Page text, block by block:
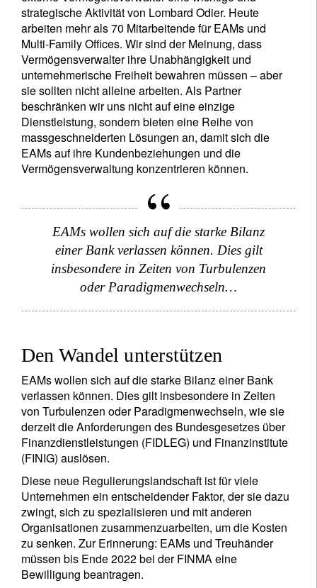
strategische Aktivität von Lombard Odier. Heute
arbeiten mehr als 70 Mitarbeitende für EAMs und
Multi-Family Offices. Wir sind der Meinung, dass
Vermögensverwalter ihre Unabhängigkeit und
unternehmerische Freiheit bewahren müssen – aber
sie sollten nicht alleine arbeiten. Als Partner
beschränken wir uns nicht auf eine einzige
Dienstleistung, sondern bieten eine Reihe von
massgeschneiderten Lösungen an, damit sich die
EAMs auf ihre Kundenbeziehungen und die
Vermögensverwaltung konzentrieren können.
EAMs wollen sich auf die starke Bilanz
einer Bank verlassen können. Dies gilt
insbesondere in Zeiten von Turbulenzen
oder Paradigmenwechseln…
Den Wandel unterstützen
EAMs wollen sich auf die starke Bilanz einer Bank
verlassen können. Dies gilt insbesondere in Zeiten
von Turbulenzen oder Paradigmenwechseln, wie sie
derzeit die Anforderungen des Bundesgesetzes über
Finanzdienstleistungen (FIDLEG) und Finanzinstitute
(FINIG) auslösen.
Diese neue Regulierungslandschaft ist für viele
Unternehmen ein entscheidender Faktor, der sie dazu
zwingt, sich zu spezialisieren und mit anderen
Organisationen zusammenzuarbeiten, um die Kosten
zu senken. Zur Erinnerung: EAMs und Treuhänder
müssen bis Ende 2022 bei der FINMA eine
Bewilligung beantragen.
Newsletter abonnieren
Vorname
Name
Wohnsitzland
Ihre Informationen werden in Übereinstimmung
mit unsererDatenschutzerklärung verwendet.
registrieren